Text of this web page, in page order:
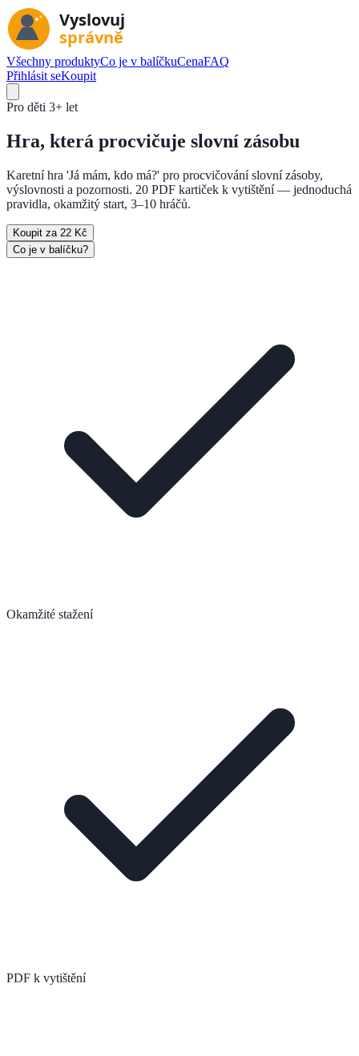
Všechny produktyCo je v balíčkuCenaFAQ
Přihlásit seKoupit
Pro děti 3+ let
Hra, která procvičuje slovní zásobu
Karetní hra 'Já mám, kdo má?' pro procvičování slovní zásoby,
výslovnosti a pozornosti. 20 PDF kartiček k vytištění — jednoduchá
pravidla, okamžitý start, 3–10 hráčů.
Koupit za 22 Kč
Co je v balíčku?
Okamžité stažení
PDF k vytištění